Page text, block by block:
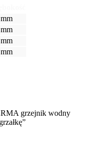
grzejnik wodny